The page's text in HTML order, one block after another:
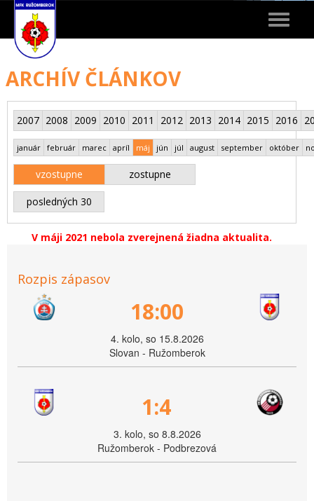
Toggle
ARCHÍV ČLÁNKOV
2007 2008 2009 2010 2011 2012 2013 2014 2015 2016
január február marec apríl máj jún júl august september október
vzostupne zostupne
posledných 30
V máji 2021 nebola zverejnená žiadna aktualita.
Rozpis zápasov
18:00
4. kolo, so 15.8.2026
Slovan - Ružomberok
1:4
3. kolo, so 8.8.2026
Ružomberok - Podbrezová